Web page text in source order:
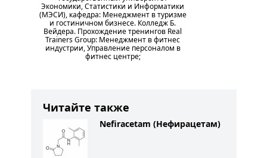
Экономики, Статистики и Информатики
(МЭСИ), кафедра: Менеджмент в туризме
и гостиничном бизнесе. Колледж Б.
Вейдера. Прохождение тренингов Real
Trainers Group: Менеджмент в фитнес
индустрии, Управление персоналом в
фитнес центре;
Читайте также
Nefiracetam (Нефирацетам)